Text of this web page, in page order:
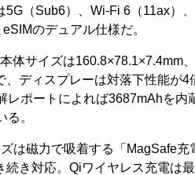
（Sub6）、Wi-Fi 6（11ax）
のデュアル仕様だ。
体サイズは160.8×78.1×7.4mm
ディスプレーは対落下性能が4
レポートによれば3687mAhを
。
は磁力で吸着する「MagSafe充
続き対応。Qiワイヤレス充電は